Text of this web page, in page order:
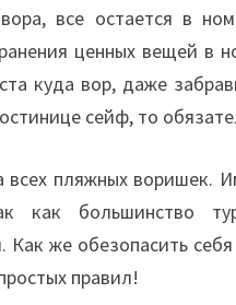
все остается в
ценных вещей в
куда вор, даже
сейф, то
пляжных воришек.
как большинство
Как же обезопасить
правил!